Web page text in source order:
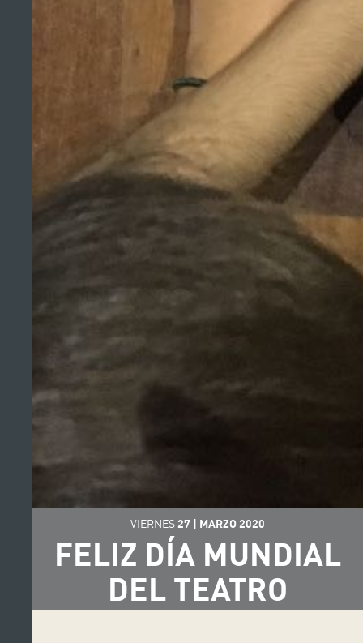
VIERNES 27 | MARZO 2020
FELIZ DÍA MUNDIAL
DEL TEATRO